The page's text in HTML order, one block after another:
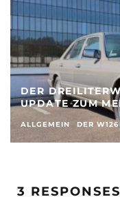
JAHR 2025 – EIN
W126
UND PFLEGE
3 RESPONSES